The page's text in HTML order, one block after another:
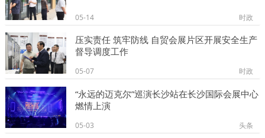
05-14 时政
压实责任 筑牢防线 自贸会展片区开展安全生产
督导调度工作
05-07 时政
“永远的迈克尔”巡演长沙站在长沙国际会展中心
燃情上演
05-03 头条